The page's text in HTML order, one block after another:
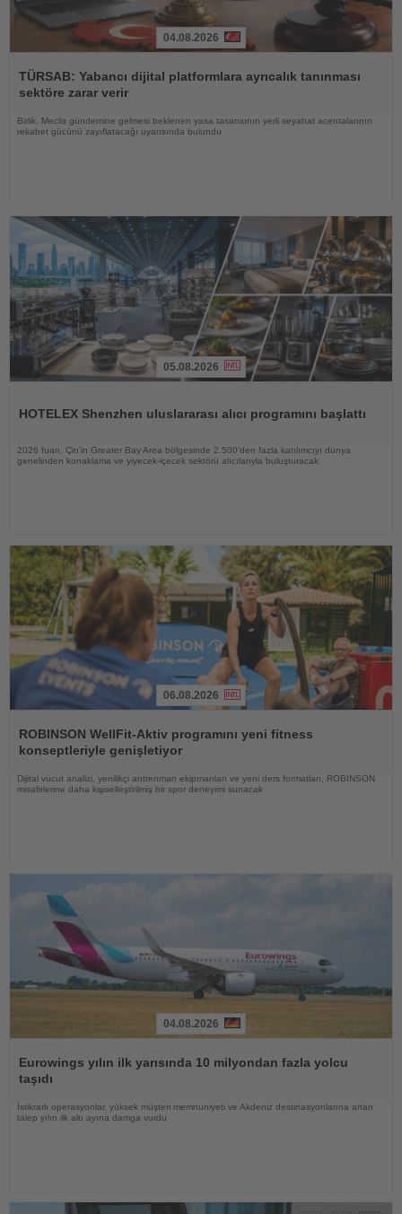
Oku
04.08.2026
TÜRSAB: Yabancı dijital platformlara ayrıcalık tanınması
sektöre zarar verir
Birlik, Meclis gündemine gelmesi beklenen yasa tasarısının yerli seyahat acentalarının
rekabet gücünü zayıflatacağı uyarısında bulundu
05.08.2026
HOTELEX Shenzhen uluslararası alıcı programını başlattı
2026 fuarı, Çin'in Greater Bay Area bölgesinde 2.500'den fazla katılımcıyı dünya
genelinden konaklama ve yiyecek-içecek sektörü alıcılarıyla buluşturacak
Oku
06.08.2026
ROBINSON WellFit-Aktiv programını yeni fitness
konseptleriyle genişletiyor
Dijital vücut analizi, yenilikçi antrenman ekipmanları ve yeni ders formatları, ROBINSON
misafirlerine daha kişiselleştirilmiş bir spor deneyimi sunacak
Oku
04.08.2026
Eurowings yılın ilk yarısında 10 milyondan fazla yolcu
taşıdı
İstikrarlı operasyonlar, yüksek müşteri memnuniyeti ve Akdeniz destinasyonlarına artan
talep yılın ilk altı ayına damga vurdu